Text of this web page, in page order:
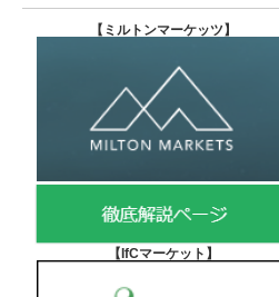
【 ミルトンマーケッツ】
【IfCマーケット 】